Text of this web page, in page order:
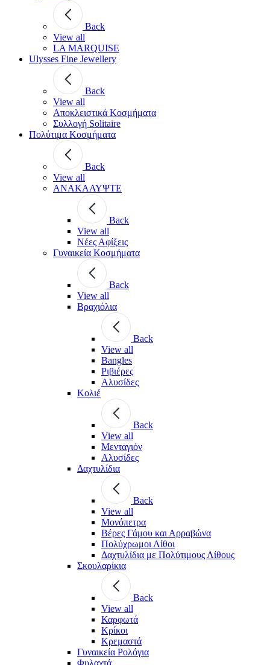
Back
View all
LA MARQUISE
Ulysses Fine Jewellery
Back
View all
Αποκλειστικά Κοσμήματα
Συλλογή Solitaire
Πολύτιμα Κοσμήματα
Back
View all
ΑΝΑΚΑΛΥΨΤΕ
Back
View all
Νέες Αφίξεις
Γυναικεία Κοσμήματα
Back
View all
Βραχιόλια
Back
View all
Bangles
Ριβιέρες
Αλυσίδες
Κολιέ
Back
View all
Μενταγιόν
Αλυσίδες
Δαχτυλίδια
Back
View all
Μονόπετρα
Βέρες Γάμου και Αρραβώνα
Πολύχρωμοι Λίθοι
Δαχτυλίδια με Πολύτιμους Λίθους
Σκουλαρίκια
Back
View all
Καρφωτά
Κρίκοι
Κρεμαστά
Γυναικεία Ρολόγια
Φυλαχτά